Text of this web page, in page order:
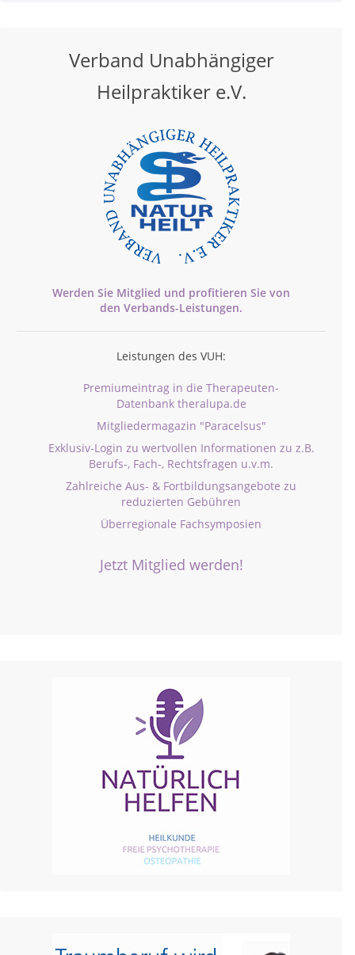
Verband Unabhängiger
Heilpraktiker e.V.
Werden Sie Mitglied und profitieren Sie von
den Verbands-Leistungen.
Leistungen des VUH:
Premiumeintrag in die Therapeuten-
Datenbank theralupa.de
Mitgliedermagazin "Paracelsus"
Exklusiv-Login zu wertvollen Informationen zu z.B.
Berufs-, Fach-, Rechtsfragen u.v.m.
Zahlreiche Aus- & Fortbildungsangebote zu
reduzierten Gebühren
Überregionale Fachsymposien
Jetzt Mitglied werden!